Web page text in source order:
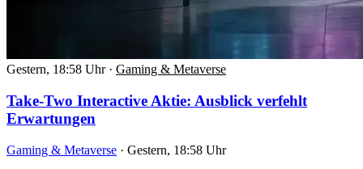
Gestern, 18:58 Uhr · Gaming & Metaverse
Take-Two Interactive Aktie: Ausblick verfehlt
Erwartungen
Gaming & Metaverse · Gestern, 18:58 Uhr